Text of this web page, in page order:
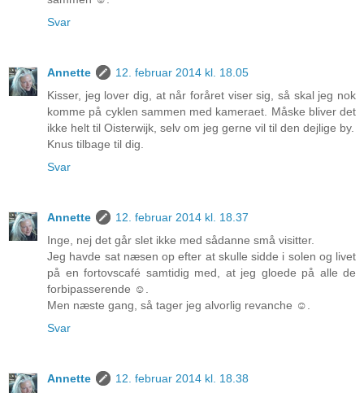
Svar
Annette
12. februar 2014 kl. 18.05
Kisser, jeg lover dig, at når foråret viser sig, så skal jeg nok
komme på cyklen sammen med kameraet. Måske bliver det
ikke helt til Oisterwijk, selv om jeg gerne vil til den dejlige by.
Knus tilbage til dig.
Svar
Annette
12. februar 2014 kl. 18.37
Inge, nej det går slet ikke med sådanne små visitter.
Jeg havde sat næsen op efter at skulle sidde i solen og livet
på en fortovscafé samtidig med, at jeg gloede på alle de
forbipasserende ☺.
Men næste gang, så tager jeg alvorlig revanche ☺.
Svar
Annette 12. februar 2014 kl. 18.38